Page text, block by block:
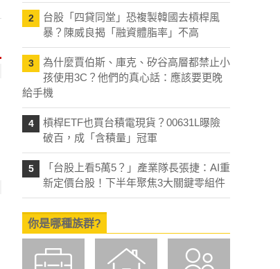
2
台股「四貸同堂」恐複製韓國去槓桿風
暴？陳威良揭「融資體脂率」不高
3
為什麼賈伯斯、庫克、矽谷高層都禁止小
孩使用3C？他們的真心話：應該要更晚
給手機
4
槓桿ETF也買台積電現貨？00631L曝險
破百，成「含積量」冠軍
5
「台股上看5萬5？」產業隊長張捷：AI重
新定價台股！下半年聚焦3大關鍵零組件
你是哪種族群?